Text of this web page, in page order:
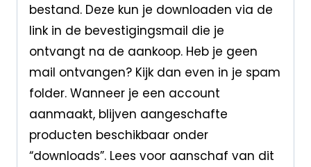
bestand. Deze kun je downloaden via de
link in de bevestigingsmail die je
ontvangt na de aankoop. Heb je geen
mail ontvangen? Kijk dan even in je spam
folder. Wanneer je een account
aanmaakt, blijven aangeschafte
producten beschikbaar onder
“downloads”. Lees voor aanschaf van dit